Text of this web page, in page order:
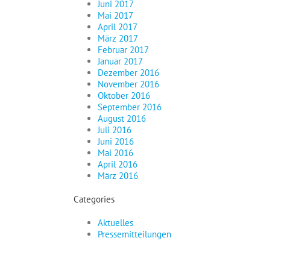
Juni 2017
Mai 2017
April 2017
März 2017
Februar 2017
Januar 2017
Dezember 2016
November 2016
Oktober 2016
September 2016
August 2016
Juli 2016
Juni 2016
Mai 2016
April 2016
März 2016
Categories
Aktuelles
Pressemitteilungen